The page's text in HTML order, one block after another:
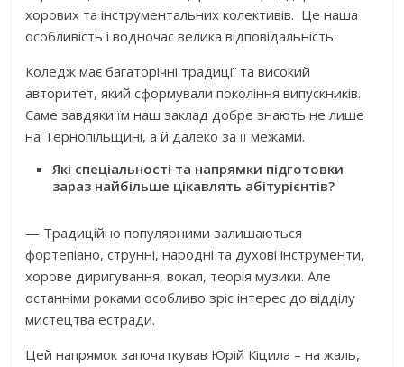
хорових та інструментальних колективів. Це наша
особливість і водночас велика відповідальність.
Коледж має багаторічні традиції та високий
авторитет, який сформували покоління випускників.
Саме завдяки їм наш заклад добре знають не лише
на Тернопільщині, а й далеко за її межами.
Які спеціальності та напрямки підготовки
зараз найбільше цікавлять абітурієнтів?
— Традиційно популярними залишаються
фортепіано, струнні, народні та духові інструменти,
хорове диригування, вокал, теорія музики. Але
останніми роками особливо зріс інтерес до відділу
мистецтва естради.
Цей напрямок започаткував Юрій Кіцила – на жаль,